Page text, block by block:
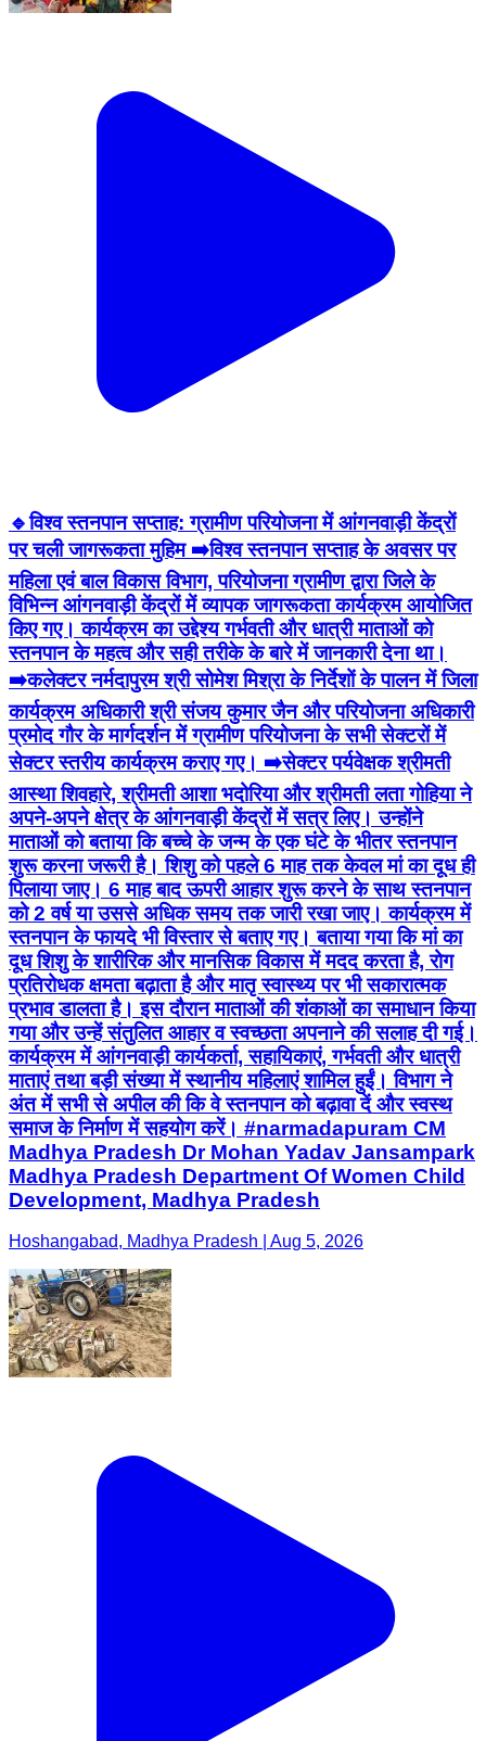
🔹विश्व स्तनपान सप्ताह: ग्रामीण परियोजना में आंगनवाड़ी केंद्रों
पर चली जागरूकता मुहिम ➡️विश्व स्तनपान सप्ताह के अवसर पर
महिला एवं बाल विकास विभाग, परियोजना ग्रामीण द्वारा जिले के
विभिन्न आंगनवाड़ी केंद्रों में व्यापक जागरूकता कार्यक्रम आयोजित
किए गए। कार्यक्रम का उद्देश्य गर्भवती और धात्री माताओं को
स्तनपान के महत्व और सही तरीके के बारे में जानकारी देना था।
➡️कलेक्टर नर्मदापुरम श्री सोमेश मिश्रा के निर्देशों के पालन में जिला
कार्यक्रम अधिकारी श्री संजय कुमार जैन और परियोजना अधिकारी
प्रमोद गौर के मार्गदर्शन में ग्रामीण परियोजना के सभी सेक्टरों में
सेक्टर स्तरीय कार्यक्रम कराए गए। ➡️सेक्टर पर्यवेक्षक श्रीमती
आस्था शिवहारे, श्रीमती आशा भदोरिया और श्रीमती लता गोहिया ने
अपने-अपने क्षेत्र के आंगनवाड़ी केंद्रों में सत्र लिए। उन्होंने
माताओं को बताया कि बच्चे के जन्म के एक घंटे के भीतर स्तनपान
शुरू करना जरूरी है। शिशु को पहले 6 माह तक केवल मां का दूध ही
पिलाया जाए। 6 माह बाद ऊपरी आहार शुरू करने के साथ स्तनपान
को 2 वर्ष या उससे अधिक समय तक जारी रखा जाए। कार्यक्रम में
स्तनपान के फायदे भी विस्तार से बताए गए। बताया गया कि मां का
दूध शिशु के शारीरिक और मानसिक विकास में मदद करता है, रोग
प्रतिरोधक क्षमता बढ़ाता है और मातृ स्वास्थ्य पर भी सकारात्मक
प्रभाव डालता है। इस दौरान माताओं की शंकाओं का समाधान किया
गया और उन्हें संतुलित आहार व स्वच्छता अपनाने की सलाह दी गई।
कार्यक्रम में आंगनवाड़ी कार्यकर्ता, सहायिकाएं, गर्भवती और धात्री
माताएं तथा बड़ी संख्या में स्थानीय महिलाएं शामिल हुईं। विभाग ने
अंत में सभी से अपील की कि वे स्तनपान को बढ़ावा दें और स्वस्थ
समाज के निर्माण में सहयोग करें। #narmadapuram CM
Madhya Pradesh Dr Mohan Yadav Jansampark
Madhya Pradesh Department Of Women Child
Development, Madhya Pradesh
Hoshangabad, Madhya Pradesh | Aug 5, 2026